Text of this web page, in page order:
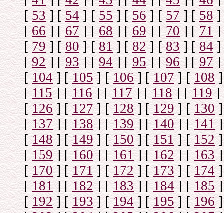
[53] [54] [55] [56] [57] [58]
[66] [67] [68] [69] [70] [71]
[79] [80] [81] [82] [83] [84]
[92] [93] [94] [95] [96] [97]
[104] [105] [106] [107] [108]
[115] [116] [117] [118] [119]
[126] [127] [128] [129] [ 130]
[137] [138] [139] [140] [141]
[148] [149] [150] [151] [152]
[159] [160] [161] [162] [163]
[170] [171] [172] [173] [174]
[181] [182] [183] [184] [ 185]
[192] [193] [194] [195] [196]